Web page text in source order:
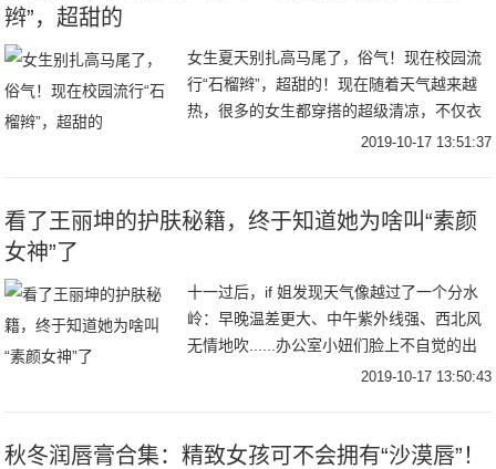
辫”，超甜的
女生夏天别扎高马尾了，俗气！现在校园流
行“石榴辫”，超甜的！现在随着天气越来越
热，很多的女生都穿搭的超级清凉，不仅衣
服越穿越单薄，就连发型也是越扎越高啊，
2019-10-17 13:51:37
看了王丽坤的护肤秘籍，终于知道她为啥叫“素颜
女神”了
十一过后，if 姐发现天气像越过了一个分水
岭：早晚温差更大、中午紫外线强、西北风
无情地吹......办公室小妞们脸上不自觉的出
现敏感、泛红，有的人大片炎症爆发，还有
2019-10-17 13:50:43
秋冬润唇膏合集：精致女孩可不会拥有“沙漠唇”！